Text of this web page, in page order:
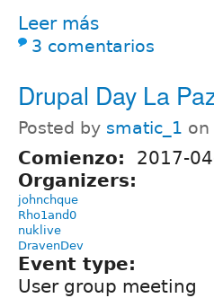
Leer más
3 comentarios
Drupal Day La
Posted by smatic_1 on
Comienzo: 2017-
Organizers:
johnchque
Rho1and0
nuklive
DravenDev
Event type:
User group meeting